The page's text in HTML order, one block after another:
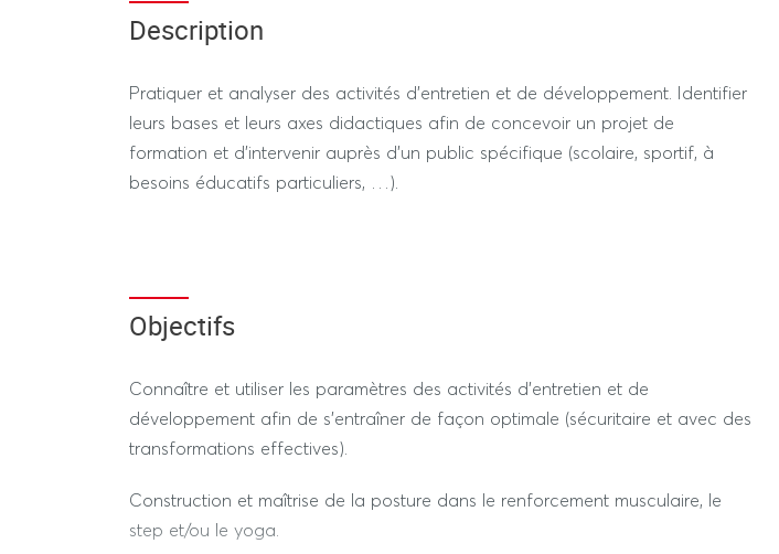
Description
Pratiquer et analyser des activités d’entretien et de développement. Identifier
leurs bases et leurs axes didactiques afin de concevoir un projet de
formation et d’intervenir auprès d’un public spécifique (scolaire, sportif, à
besoins éducatifs particuliers, …).
Objectifs
Connaître et utiliser les paramètres des activités d’entretien et de
développement afin de s’entraîner de façon optimale (sécuritaire et avec des
transformations effectives).
Construction et maîtrise de la posture dans le renforcement musculaire, le
step et/ou le yoga.